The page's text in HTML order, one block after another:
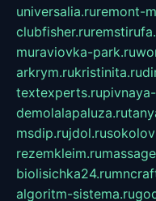
universalia.ruremont-
clubfisher.ru
muraviovka-park.ru
arkrym.rukristinita.ru
textexperts.ru
demolalapaluza.ru
msdip.rujdol.ru
rezemkleim.ru
biolisichka24.ru
algoritm-sistema.ru